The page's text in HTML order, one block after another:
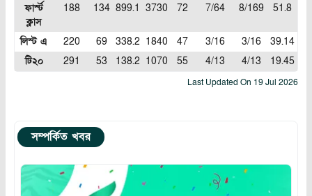
ফার্স্ট
ক্লাস
188 134 899.1 3730 72 7/64 8/169 51.8
লিস্ট এ 220 69 338.2 1840 47 3/16 3/16 39.14
টি২০
291 53 138.2 1070 55 4/13 4/13 19.45
Last Updated On 19 Jul 2026
সম্পর্কিত খবর